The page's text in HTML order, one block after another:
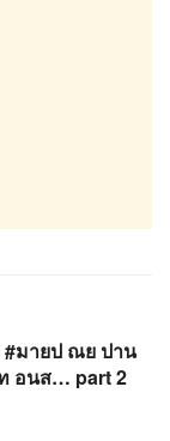
#มายป ณย ปาน
อนส… part 2